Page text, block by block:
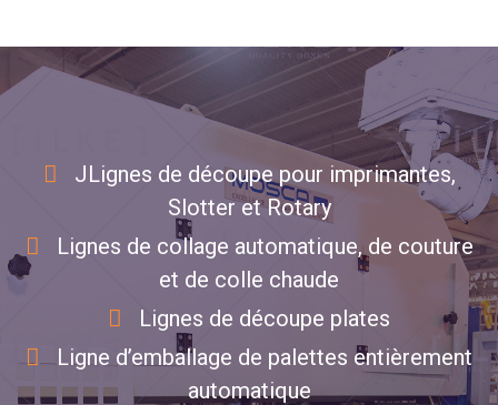
JLignes de découpe pour imprimantes,
Slotter et Rotary
Lignes de collage automatique, de couture
et de colle chaude
Lignes de découpe plates
Ligne d’emballage de palettes entièrement
automatique